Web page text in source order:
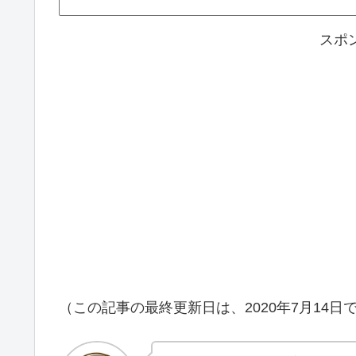
スポ
（この記事の最終更新日は、2020年7月14日で